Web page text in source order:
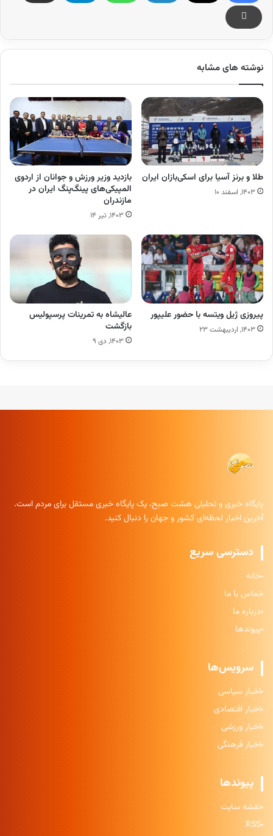
نوشته های مشابه
طلا و برنز آسیا برای اسکی‌بازان ایران
۱۴۰۳, اسفند ۱۰
بازدید وزیر ورزش و جوانان از اردوی
المپیکی‌های پینگ‌پنگ ایران در
مازندران
۱۴۰۳, تیر ۱۴
پیروزی ژیل ویتسه با حضور علیپور
۱۴۰۳, اردیبهشت ۲۳
عالیشاه به تمرینات پرسپولیس
بازگشت
۱۴۰۳, دی ۹
پایگاه خبری و تحلیلی هشت صبح، یک پایگاه خبری مستقل برای مردم است.
آخرین اخبار لحظه‌ای کشور و جهان را دنبال کنید.
دسترسی سریع
خانه
تماس با ما
درباره ما
پیوندها
سرویس‌ها
اخبار سیاسی
اخبار اقتصادی
اخبار ورزشی
اخبار فرهنگی
پیوندها
نقشه سایت
RSS